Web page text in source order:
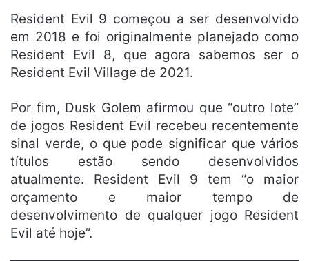
Resident Evil 9 começou a ser desenvolvido
em 2018 e foi originalmente planejado como
Resident Evil 8, que agora sabemos ser o
Resident Evil Village de 2021.
Por fim, Dusk Golem afirmou que “outro lote”
de jogos Resident Evil recebeu recentemente
sinal verde, o que pode significar que vários
títulos estão sendo desenvolvidos
atualmente. Resident Evil 9 tem “o maior
orçamento e maior tempo de
desenvolvimento de qualquer jogo Resident
Evil até hoje”.